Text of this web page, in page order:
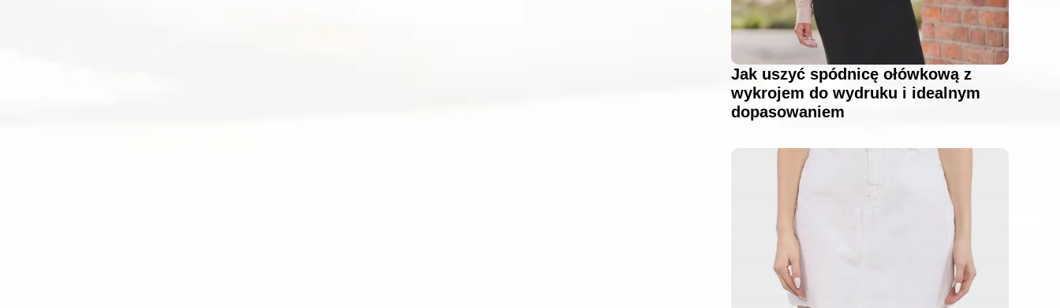
Jak uszyć spódnicę ołówkową z
wykrojem do wydruku i idealnym
dopasowaniem